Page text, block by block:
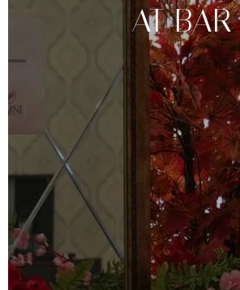
AT BAR